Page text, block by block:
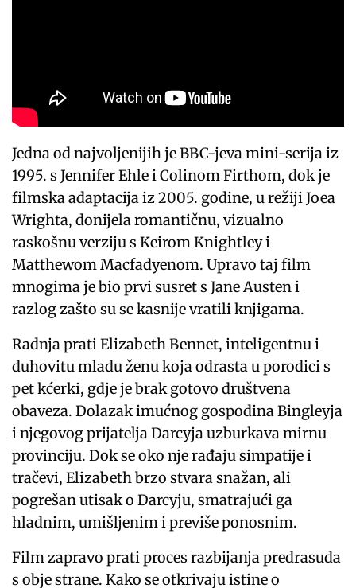
Jedna od najvoljenijih je BBC-jeva mini-serija iz
1995. s Jennifer Ehle i Colinom Firthom, dok je
filmska adaptacija iz 2005. godine, u režiji Joea
Wrighta, donijela romantičnu, vizualno
raskošnu verziju s Keirom Knightley i
Matthewom Macfadyenom. Upravo taj film
mnogima je bio prvi susret s Jane Austen i
razlog zašto su se kasnije vratili knjigama.
Radnja prati Elizabeth Bennet, inteligentnu i
duhovitu mladu ženu koja odrasta u porodici s
pet kćerki, gdje je brak gotovo društvena
obaveza. Dolazak imućnog gospodina Bingleyja
i njegovog prijatelja Darcyja uzburkava mirnu
provinciju. Dok se oko nje rađaju simpatije i
tračevi, Elizabeth brzo stvara snažan, ali
pogrešan utisak o Darcyju, smatrajući ga
hladnim, umišljenim i previše ponosnim.
Film zapravo prati proces razbijanja predrasuda
s obje strane. Kako se otkrivaju istine o